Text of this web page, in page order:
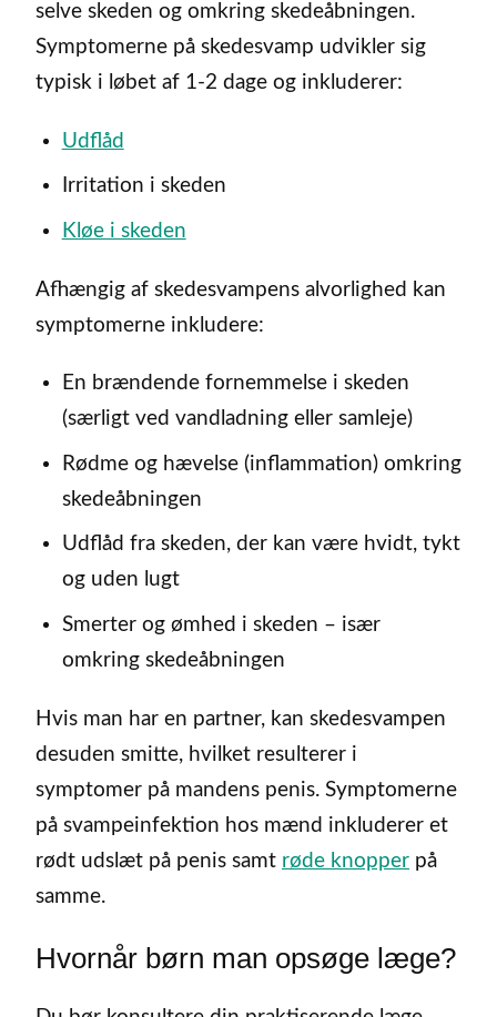
selve skeden og omkring skedeåbningen.
Symptomerne på skedesvamp udvikler sig
typisk i løbet af 1-2 dage og inkluderer:
Udflåd
Irritation i skeden
Kløe i skeden
Afhængig af skedesvampens alvorlighed kan
symptomerne inkludere:
En brændende fornemmelse i skeden
(særligt ved vandladning eller samleje)
Rødme og hævelse (inflammation) omkring
skedeåbningen
Udflåd fra skeden, der kan være hvidt, tykt
og uden lugt
Smerter og ømhed i skeden – især
omkring skedeåbningen
Hvis man har en partner, kan skedesvampen
desuden smitte, hvilket resulterer i
symptomer på mandens penis. Symptomerne
på svampeinfektion hos mænd inkluderer et
rødt udslæt på penis samt røde knopper på
samme.
Hvornår børn man opsøge læge?